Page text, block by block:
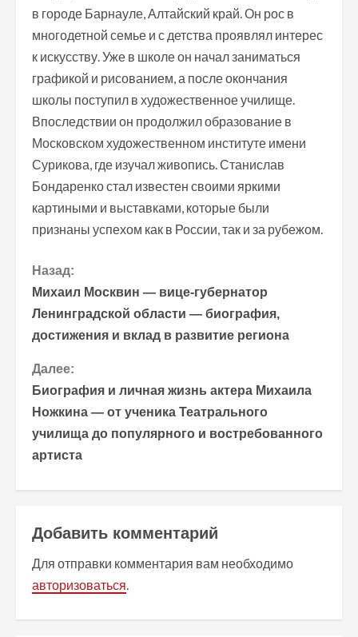
в городе Барнауле, Алтайский край. Он рос в
многодетной семье и с детства проявлял интерес
к искусству. Уже в школе он начал заниматься
графикой и рисованием, а после окончания
школы поступил в художественное училище.
Впоследствии он продолжил образование в
Московском художественном институте имени
Сурикова, где изучал живопись. Станислав
Бондаренко стал известен своими яркими
картиными и выставками, которые были
признаны успехом как в России, так и за рубежом.
П
р
о
д
о
л
т
ь
Назад:
Михаил Москвин — вице-губернатор
Ленинградской области — биография,
достижения и вклад в развитие региона
Далее:
Биография и личная жизнь актера Михаила
Ножкина — от ученика Театрального
училища до популярного и востребованного
артиста
Добавить комментарий
Для отправки комментария вам необходимо
авторизоваться.